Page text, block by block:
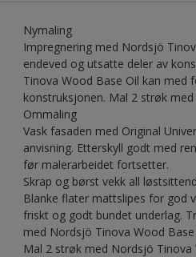
Nymaling
Impregnering med Nordsjö
endeved og utsatte deler av
Tinova Wood Base Oil kan med
konstruksjonen. Mal 2 strøk
Ommaling
Vask fasaden med Original
anvisning. Etterskyll godt med
før malerarbeidet fortsetter.
Skrap og børst vekk all
Blanke flater mattslipes for god
friskt og godt bundet underlag.
med Nordsjö Tinova Wood Base
Mal 2 strøk med Nordsjö Tinova